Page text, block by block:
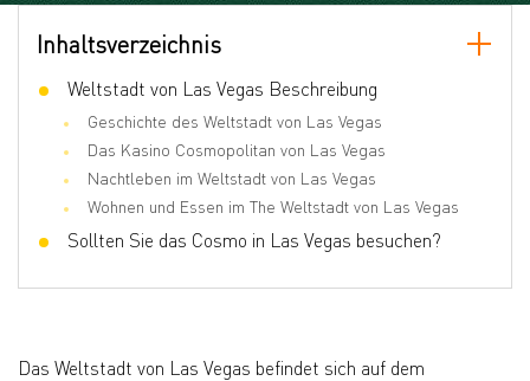
Inhaltsverzeichnis
Weltstadt von Las Vegas Beschreibung
Geschichte des Weltstadt von Las Vegas
Das Kasino Cosmopolitan von Las Vegas
Nachtleben im Weltstadt von Las Vegas
Wohnen und Essen im The Weltstadt von Las Vegas
Sollten Sie das Cosmo in Las Vegas besuchen?
Das Weltstadt von Las Vegas befindet sich auf dem